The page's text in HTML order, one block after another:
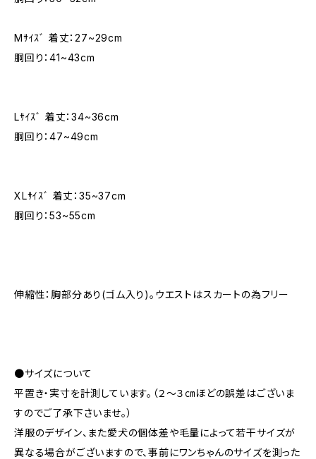
Mｻｲｽﾞ 着丈：27~29cm
胴回り：41~43cm
Lｻｲｽﾞ 着丈：34~36cm
胴回り：47~49cm
XLｻｲｽﾞ 着丈：35~37cm
胴回り：53~55cm
伸縮性：胸部分あり(ゴム入り)。ウエストはスカートの為フリー
●サイズについて
平置き・実寸を計測しています。（２～３㎝ほどの誤差はございま
すのでご了承下さいませ。）
洋服のデザイン、また愛犬の個体差や毛量によって若干サイズが
異なる場合がございますので、事前にワンちゃんのサイズを測った